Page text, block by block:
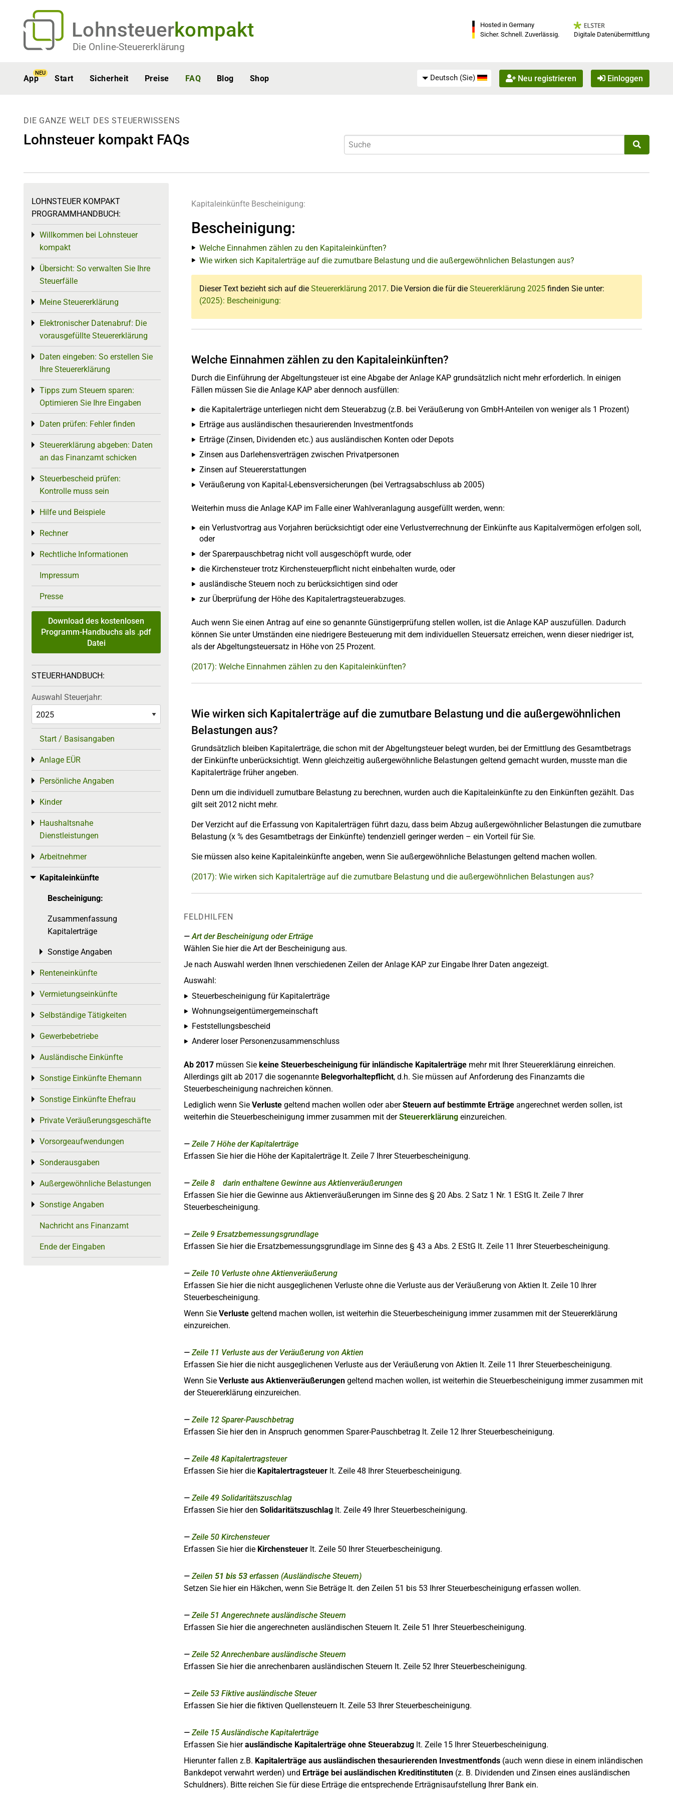
Lohnsteuerkompakt
Die Online-Steuererklärung
Hosted in Germany
Sicher. Schnell. Zuverlässig.
Digitale Datenübermittlung
App
NEU
Start Sicherheit Preise FAQ Blog Shop Deutsch (Sie) Neu registrieren Einloggen
DIE GANZE WELT DES STEUERWISSENS
Lohnsteuer kompakt FAQs
Kapitaleinkünfte Bescheinigung:
Bescheinigung:
Welche Einnahmen zählen zu den Kapitaleinkünften?
Wie wirken sich Kapitalerträge auf die zumutbare Belastung und die außergewöhnlichen Belastungen aus?
Dieser Text bezieht sich auf die Steuererklärung 2017. Die Version die für die Steuererklärung 2025 finden Sie unter:
(2025): Bescheinigung:
Welche Einnahmen zählen zu den Kapitaleinkünften?
Durch die Einführung der Abgeltungsteuer ist eine Abgabe der Anlage KAP grundsätzlich nicht mehr erforderlich. In einigen
Fällen müssen Sie die Anlage KAP aber dennoch ausfüllen:
die Kapitalerträge unterliegen nicht dem Steuerabzug (z.B. bei Veräußerung von GmbH-Anteilen von weniger als 1 Prozent)
Erträge aus ausländischen thesaurierenden Investmentfonds
Erträge (Zinsen, Dividenden etc.) aus ausländischen Konten oder Depots
Zinsen aus Darlehensverträgen zwischen Privatpersonen
Zinsen auf Steuererstattungen
Veräußerung von Kapital-Lebensversicherungen (bei Vertragsabschluss ab 2005)
Weiterhin muss die Anlage KAP im Falle einer Wahlveranlagung ausgefüllt werden, wenn:
ein Verlustvortrag aus Vorjahren berücksichtigt oder eine Verlustverrechnung der Einkünfte aus Kapitalvermögen erfolgen soll,
oder
der Sparerpauschbetrag nicht voll ausgeschöpft wurde, oder
die Kirchensteuer trotz Kirchensteuerpflicht nicht einbehalten wurde, oder
ausländische Steuern noch zu berücksichtigen sind oder
zur Überprüfung der Höhe des Kapitalertragsteuerabzuges.
Auch wenn Sie einen Antrag auf eine so genannte Günstigerprüfung stellen wollen, ist die Anlage KAP auszufüllen. Dadurch
können Sie unter Umständen eine niedrigere Besteuerung mit dem individuellen Steuersatz erreichen, wenn dieser niedriger ist,
als der Abgeltungsteuersatz in Höhe von 25 Prozent.
(2017): Welche Einnahmen zählen zu den Kapitaleinkünften?
Wie wirken sich Kapitalerträge auf die zumutbare Belastung und die außergewöhnlichen
Belastungen aus?
Grundsätzlich bleiben Kapitalerträge, die schon mit der Abgeltungsteuer belegt wurden, bei der Ermittlung des Gesamtbetrags
der Einkünfte unberücksichtigt. Wenn gleichzeitig außergewöhnliche Belastungen geltend gemacht wurden, musste man die
Kapitalerträge früher angeben.
Denn um die individuell zumutbare Belastung zu berechnen, wurden auch die Kapitaleinkünfte zu den Einkünften gezählt. Das
gilt seit 2012 nicht mehr.
Der Verzicht auf die Erfassung von Kapitalerträgen führt dazu, dass beim Abzug außergewöhnlicher Belastungen die zumutbare
Belastung (x % des Gesamtbetrags der Einkünfte) tendenziell geringer werden – ein Vorteil für Sie.
Sie müssen also keine Kapitaleinkünfte angeben, wenn Sie außergewöhnliche Belastungen geltend machen wollen.
(2017): Wie wirken sich Kapitalerträge auf die zumutbare Belastung und die außergewöhnlichen Belastungen aus?
FELDHILFEN
Art der Bescheinigung oder Erträge
Wählen Sie hier die Art der Bescheinigung aus.
Je nach Auswahl werden Ihnen verschiedenen Zeilen der Anlage KAP zur Eingabe Ihrer Daten angezeigt.
Auswahl:
Steuerbescheinigung für Kapitalerträge
Wohnungseigentümergemeinschaft
Feststellungsbescheid
Anderer loser Personenzusammenschluss
Ab 2017 müssen Sie keine Steuerbescheinigung für inländische Kapitalerträge mehr mit Ihrer Steuererklärung einreichen.
Allerdings gilt ab 2017 die sogenannte Belegvorhaltepflicht, d.h. Sie müssen auf Anforderung des Finanzamts die
Steuerbescheinigung nachreichen können.
Lediglich wenn Sie Verluste geltend machen wollen oder aberSteuern auf bestimmte Erträge angerechnet werden sollen, ist
weiterhin die Steuerbescheinigung immer zusammen mit derSteuererklärung einzureichen.
Zeile 7 Höhe der Kapitalerträge
Erfassen Sie hier die Höhe der Kapitalerträge lt. Zeile 7 Ihrer Steuerbescheinigung.
Zeile 8
darin enthaltene Gewinne aus Aktienveräußerungen
Erfassen Sie hier die Gewinne aus Aktienveräußerungen im Sinne des § 20 Abs. 2 Satz 1 Nr. 1 EStG lt. Zeile 7 Ihrer
Steuerbescheinigung.
Zeile 9 Ersatzbemessungsgrundlage
Erfassen Sie hier die Ersatzbemessungsgrundlage im Sinne des § 43 a Abs. 2 EStG lt. Zeile 11 Ihrer Steuerbescheinigung.
Zeile 10 Verluste ohne Aktienveräußerung
Erfassen Sie hier die nicht ausgeglichenen Verluste ohne die Verluste aus der Veräußerung von Aktien lt. Zeile 10 Ihrer
Steuerbescheinigung.
Wenn Sie Verluste geltend machen wollen, ist weiterhin die Steuerbescheinigung immer zusammen mit der Steuererklärung
einzureichen.
Zeile 11 Verluste aus der Veräußerung von Aktien
Erfassen Sie hier die nicht ausgeglichenen Verluste aus der Veräußerung von Aktien lt. Zeile 11 Ihrer Steuerbescheinigung.
Wenn Sie Verluste aus Aktienveräußerungen geltend machen wollen, ist weiterhin die Steuerbescheinigung immer zusammen mit
der Steuererklärung einzureichen.
Zeile 12 Sparer-Pauschbetrag
Erfassen Sie hier den in Anspruch genommen Sparer-Pauschbetrag lt. Zeile 12 Ihrer Steuerbescheinigung.
Zeile 48 Kapitalertragsteuer
Erfassen Sie hier die Kapitalertragsteuer lt. Zeile 48 Ihrer Steuerbescheinigung.
Zeile 49 Solidaritätszuschlag
Erfassen Sie hier den Solidaritätszuschlag lt. Zeile 49 Ihrer Steuerbescheinigung.
Zeile 50 Kirchensteuer
Erfassen Sie hier die Kirchensteuer lt. Zeile 50 Ihrer Steuerbescheinigung.
Zeilen 51 bis 53 erfassen (Ausländische Steuern)
Setzen Sie hier ein Häkchen, wenn Sie Beträge lt. den Zeilen 51 bis 53 Ihrer Steuerbescheinigung erfassen wollen.
Zeile 51 Angerechnete ausländische Steuern
Erfassen Sie hier die angerechneten ausländischen Steuern lt. Zeile 51 Ihrer Steuerbescheinigung.
Zeile 52 Anrechenbare ausländische Steuern
Erfassen Sie hier die anrechenbaren ausländischen Steuern lt. Zeile 52 Ihrer Steuerbescheinigung.
Zeile 53 Fiktive ausländische Steuer
Erfassen Sie hier die fiktiven Quellensteuern lt. Zeile 53 Ihrer Steuerbescheinigung.
Zeile 15 Ausländische Kapitalerträge
Erfassen Sie hierausländische Kapitalerträge ohne Steuerabzug lt. Zeile 15 Ihrer Steuerbescheinigung.
Hierunter fallen z.B. Kapitalerträge aus ausländischen thesaurierenden Investmentfonds (auch wenn diese in einem inländischen
Bankdepot verwahrt werden) und Erträge bei ausländischen Kreditinstituten (z. B. Dividenden und Zinsen eines ausländischen
Schuldners). Bitte reichen Sie für diese Erträge die entsprechende Erträgnisaufstellung Ihrer Bank ein.
LOHNSTEUER KOMPAKT
PROGRAMMHANDBUCH:
Willkommen bei Lohnsteuer
kompakt
Toggle menu
Übersicht: So verwalten Sie Ihre
Steuerfälle
Toggle menu
Meine Steuererklärung
Toggle menu
Elektronischer Datenabruf: Die
vorausgefüllte Steuererklärung
Toggle menu
Daten eingeben: So erstellen Sie
Ihre Steuererklärung
Toggle menu
Tipps zum Steuern sparen:
Optimieren Sie Ihre Eingaben
Toggle menu
Daten prüfen: Fehler finden
Toggle menu
Steuererklärung abgeben: Daten
an das Finanzamt schicken
Toggle menu
Steuerbescheid prüfen:
Kontrolle muss sein
Toggle menu
Hilfe und Beispiele
Toggle menu
Rechner
Toggle menu
Rechtliche Informationen
Toggle menu
Impressum
Presse
Download des kostenlosen
Programm-Handbuchs als .pdf
Datei
STEUERHANDBUCH:
Auswahl Steuerjahr:
Start / Basisangaben
Anlage EÜR
Toggle menu
Persönliche Angaben
Toggle menu
Kinder
Toggle menu
Haushaltsnahe
Dienstleistungen
Toggle menu
Arbeitnehmer
Toggle menu
Kapitaleinkünfte
Toggle menu
Bescheinigung:
Zusammenfassung
Kapitalerträge
Sonstige Angaben
Toggle menu
Renteneinkünfte
Toggle menu
Vermietungseinkünfte
Toggle menu
Selbständige Tätigkeiten
Toggle menu
Gewerbebetriebe
Toggle menu
Ausländische Einkünfte
Toggle menu
Sonstige Einkünfte Ehemann
Toggle menu
Sonstige Einkünfte Ehefrau
Toggle menu
Private Veräußerungsgeschäfte
Toggle menu
Vorsorgeaufwendungen
Toggle menu
Sonderausgaben
Toggle menu
Außergewöhnliche Belastungen
Toggle menu
Sonstige Angaben
Toggle menu
Nachricht ans Finanzamt
Ende der Eingaben